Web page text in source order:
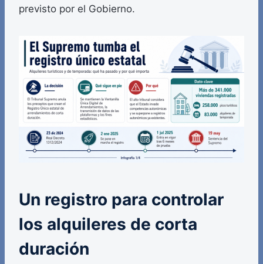
previsto por el Gobierno.
Un registro para controlar
los alquileres de corta
duración